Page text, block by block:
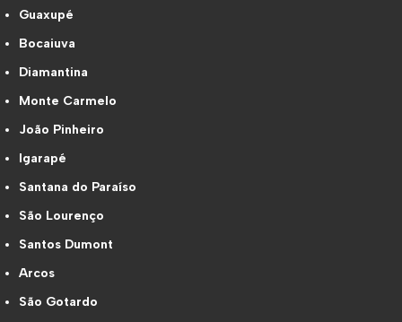
Guaxupé
Bocaiuva
Diamantina
Monte Carmelo
João Pinheiro
Igarapé
Santana do Paraíso
São Lourenço
Santos Dumont
Arcos
São Gotardo